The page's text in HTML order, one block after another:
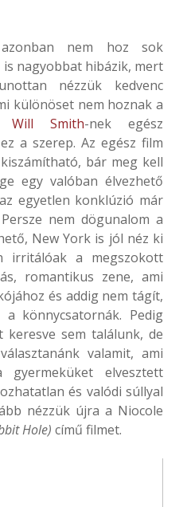
nem hoz sok
nagyobbat hibázik, mert
nézzük kedvenc
különöset nem hoznak a
Will Smith-nek egész
a szerep. Az egész film
bár meg kell
egy valóban élvezhető
egyetlen konklúzió már
nem dögunalom a
New York is jól néz ki
irritálóak a megszokott
romantikus zene, ami
és addig nem tágít,
könnycsatornák. Pedig
sem találunk, de
valamit, ami
elvesztett
és valódi súllyal
nézzük újra a Niocole
Hole) című filmet.